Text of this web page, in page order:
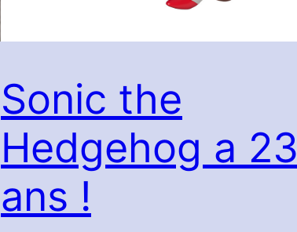
Sonic the
Hedgehog a 23
ans !